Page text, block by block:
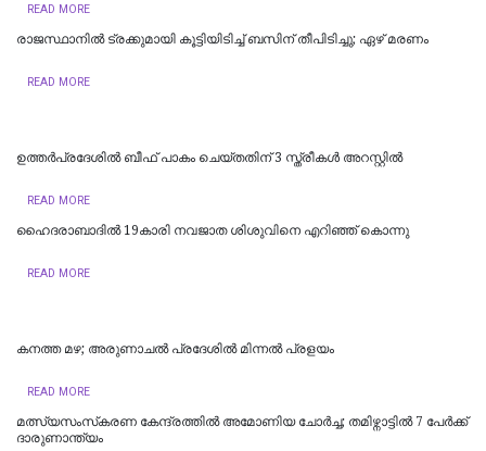
READ MORE
രാജസ്ഥാനില്‍ ട്രക്കുമായി കൂട്ടിയിടിച്ച് ബസിന് തീപിടിച്ചു; ഏഴ് മരണം
READ MORE
ഉത്തര്‍പ്രദേശില്‍ ബീഫ് പാകം ചെയ്തതിന് 3 സ്ത്രീകള്‍ അറസ്റ്റില്‍
READ MORE
ഹൈദരാബാദില്‍ 19കാരി നവജാത ശിശുവിനെ എറിഞ്ഞ് കൊന്നു
READ MORE
കനത്ത മഴ; അരുണാചൽ പ്രദേശിൽ മിന്നൽ പ്രളയം
READ MORE
മത്സ്യസംസ്‌കരണ കേന്ദ്രത്തിൽ അമോണിയ ചോർച്ച; തമിഴ്നാട്ടിൽ 7 പേർക്ക്
ദാരുണാന്ത്യം ‌‌